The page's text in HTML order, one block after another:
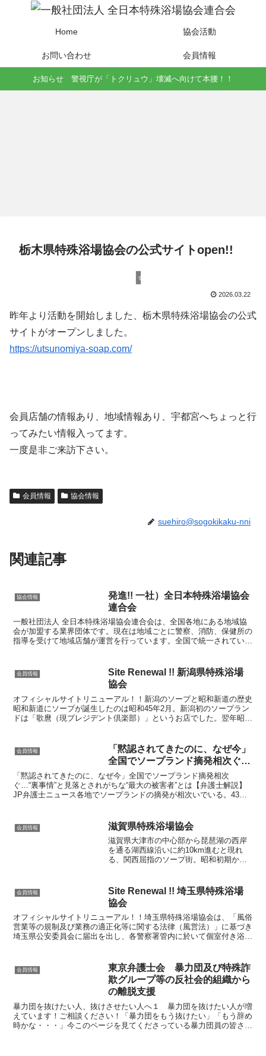
Home 協会活動
お問い合わせ 会員情報
お知らせ 警視庁が「トクリュウ」壊滅へ向けて本腰！！
栃木県特殊浴場協会の公式サイトopen!!
会員情報
2026.03.22
昨年より活動を開始しました、栃木県特殊浴場協会の公式
サイトがオープンしました。
https://utsunomiya-soap.com/
会員店舗の情報あり、地域情報あり、宇都宮へちょっと行
ってみたい情報入ってます。
一度是非ご来訪下さい。
会員情報 協会情報
suehiro@sogokikaku-nni
関連記事
協会情報
発進!! 一社）全日本特殊浴場協会
連合会
一般社団法人 全日本特殊浴場協会連合会は、全国各地にある地域協
会が加盟する業界団体です。現在は地域ごとに警察、消防、保健所の
指導を受けて地域店舗が運営を行っています。全国で統一されている
会員情報
Site Renewal !! 新潟県特殊浴場
協会
オフィシャルサイトリニューアル！！新潟のソープと昭和新道の歴史
昭和新道にソープが誕生したのは昭和45年2月。新潟初のソープラン
ドは「歌麿（現プレジデント倶楽部）」というお店でした。翌年昭和
会員情報
「黙認されてきたのに、なぜ今」
全国でソープランド摘発相次ぐ…
「黙認されてきたのに、なぜ今」全国でソープランド摘発相次
ぐ…“裏事情”と見落とされがちな“最大の被害者”とは【弁護士解説】
JP弁護士ニュース各地でソープランドの摘発が相次いでいる。43年
会員情報 滋賀県特殊浴場協会
滋賀県大津市の中心部から琵琶湖の西岸
を通る湖西線沿いに約10km進むと現れ
る、関西屈指のソープ街。昭和初期から
ソープ街の歴史は浅く、1971年にオープ
ンした一号店の「花...
会員情報
Site Renewal !! 埼玉県特殊浴場
協会
オフィシャルサイトリニューアル！！埼玉県特殊浴場協会は、「風俗
営業等の規制及び業務の適正化等に関する法律（風営法）」に基づき
埼玉県公安委員会に届出を出し、各警察署管内に於いて個室付き浴場
会員情報
東京弁護士会 暴力団及び特殊詐
欺グループ等の反社会的組織から
の離脱支援
暴力団を抜けたい人、抜けさせたい人へ１ 暴力団を抜けたい人が増
えています！ご相談ください！「暴力団をもう抜けたい」「もう辞め
時かな・・・」今このページを見てくださっている暴力団員の皆さん